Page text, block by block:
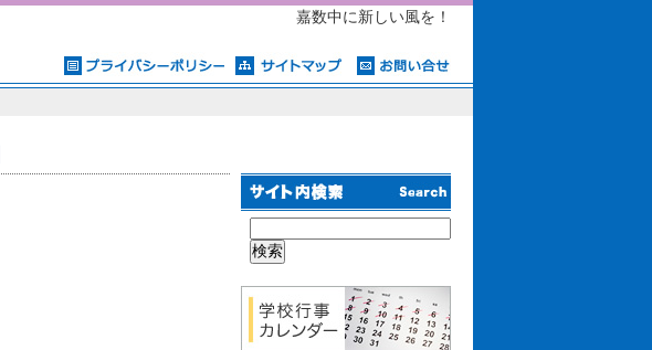
嘉数中に新しい風を！